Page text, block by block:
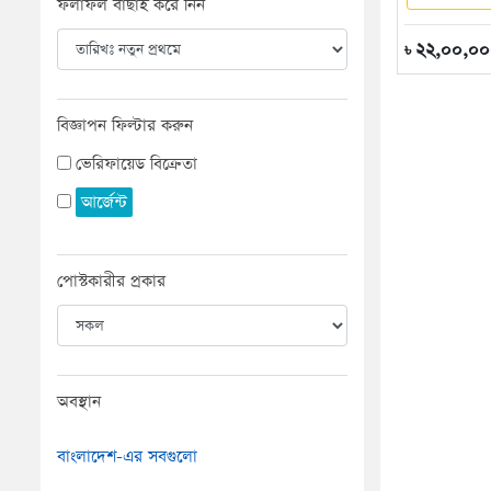
ফলাফল বাছাই করে নিন
বিজ্ঞাপন ফিল্টার করুন
ভেরিফায়েড বিক্রেতা
আর্জেন্ট
পোস্টকারীর প্রকার
অবস্থান
বাংলাদেশ-এর সবগুলো
৳